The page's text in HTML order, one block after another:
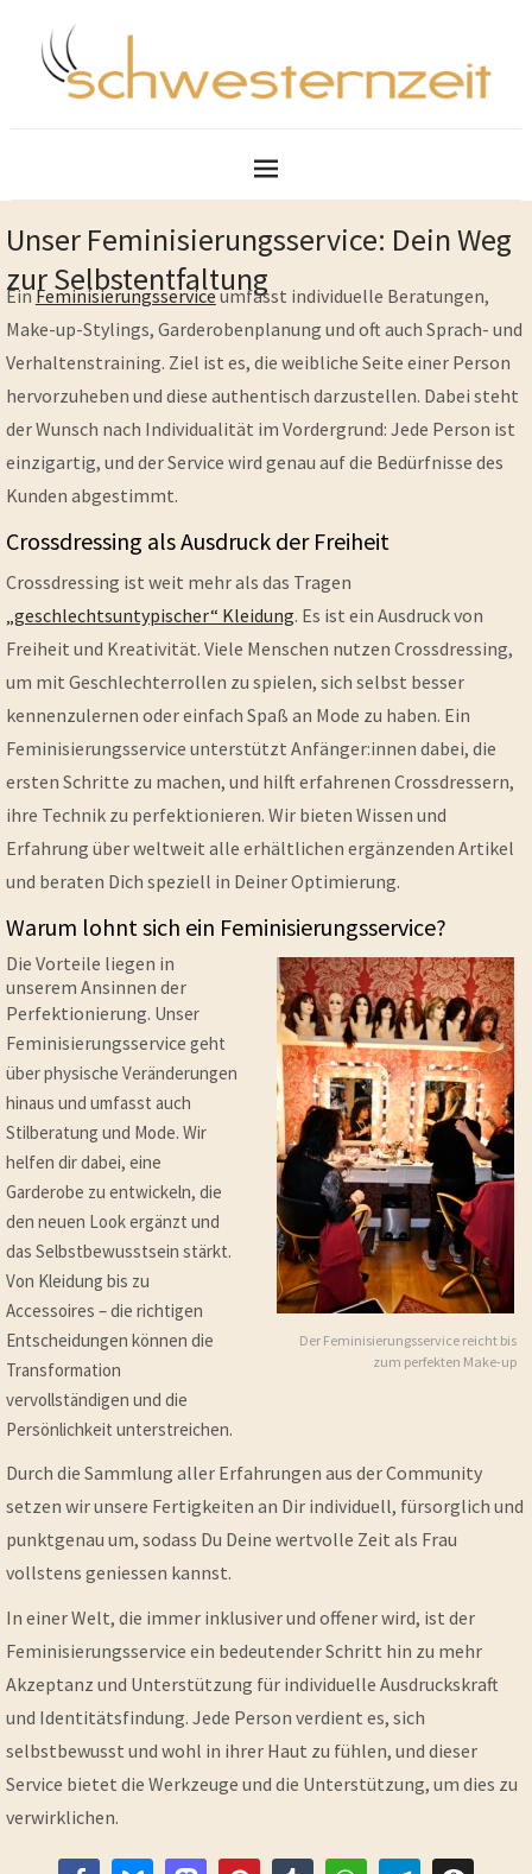
Unser Feminisierungsservice: Dein Weg
zur Selbstentfaltung
EinFeminisierungsserviceumfasst individuelle Beratungen,
Make-up-Stylings, Garderobenplanung und oft auch Sprach- und
Verhaltenstraining. Ziel ist es, die weibliche Seite einer Person
hervorzuheben und diese authentisch darzustellen. Dabei steht
der Wunsch nach Individualität im Vordergrund: Jede Person ist
einzigartig, und der Service wird genau auf die Bedürfnisse des
Kunden abgestimmt.
Crossdressing als Ausdruck der Freiheit
Crossdressing ist weit mehr als das Tragen
„geschlechtsuntypischer“ Kleidung. Es ist ein Ausdruck von
Freiheit und Kreativität. Viele Menschen nutzen Crossdressing,
um mit Geschlechterrollen zu spielen, sich selbst besser
kennenzulernen oder einfach Spaß an Mode zu haben. Ein
Feminisierungsservice unterstützt Anfänger:innen dabei, die
ersten Schritte zu machen, und hilft erfahrenen Crossdressern,
ihre Technik zu perfektionieren. Wir bieten Wissen und
Erfahrung über weltweit alle erhältlichen ergänzenden Artikel
und beraten Dich speziell in Deiner Optimierung.
Warum lohnt sich ein Feminisierungsservice?
Der Feminisierungsservice reicht bis
zum perfekten Make-up
Die Vorteile liegen in
unserem Ansinnen der
Perfektionierung. Unser
Feminisierungsservice geht
über physische Veränderungen
hinaus und umfasst auch
Stilberatung und Mode. Wir
helfen dir dabei, eine
Garderobe zu entwickeln, die
den neuen Look ergänzt und
das Selbstbewusstsein stärkt.
Von Kleidung bis zu
Accessoires – die richtigen
Entscheidungen können die
Transformation
vervollständigen und die
Persönlichkeit unterstreichen.
Durch die Sammlung aller Erfahrungen aus der Community
setzen wir unsere Fertigkeiten an Dir individuell, fürsorglich und
punktgenau um, sodass Du Deine wertvolle Zeit als Frau
vollstens geniessen kannst.
In einer Welt, die immer inklusiver und offener wird, ist der
Feminisierungsservice ein bedeutender Schritt hin zu mehr
Akzeptanz und Unterstützung für individuelle Ausdruckskraft
und Identitätsfindung. Jede Person verdient es, sich
selbstbewusst und wohl in ihrer Haut zu fühlen, und dieser
Service bietet die Werkzeuge und die Unterstützung, um dies zu
verwirklichen.